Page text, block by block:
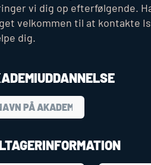
vi dig op efterfølgende.
velkommen til at kontakte
dig.